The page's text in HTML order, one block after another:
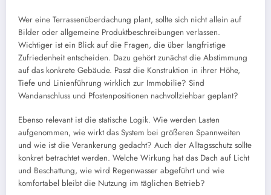
Wer eine Terrassenüberdachung plant, sollte sich nicht allein auf
Bilder oder allgemeine Produktbeschreibungen verlassen.
Wichtiger ist ein Blick auf die Fragen, die über langfristige
Zufriedenheit entscheiden. Dazu gehört zunächst die Abstimmung
auf das konkrete Gebäude. Passt die Konstruktion in ihrer Höhe,
Tiefe und Linienführung wirklich zur Immobilie? Sind
Wandanschluss und Pfostenpositionen nachvollziehbar geplant?
Ebenso relevant ist die statische Logik. Wie werden Lasten
aufgenommen, wie wirkt das System bei größeren Spannweiten
und wie ist die Verankerung gedacht? Auch der Alltagsschutz sollte
konkret betrachtet werden. Welche Wirkung hat das Dach auf Licht
und Beschattung, wie wird Regenwasser abgeführt und wie
komfortabel bleibt die Nutzung im täglichen Betrieb?